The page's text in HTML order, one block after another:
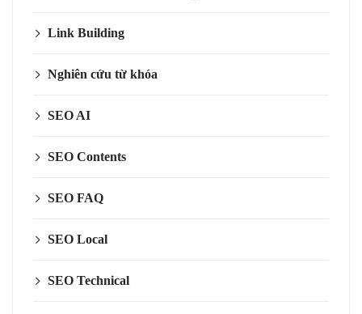
Link Building
Nghiên cứu từ khóa
SEO AI
SEO Contents
SEO FAQ
SEO Local
SEO Technical